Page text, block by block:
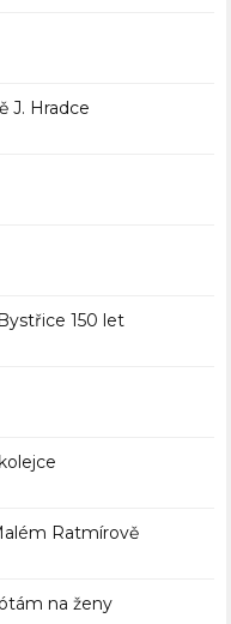
J. Hradce
150 let
Ratmírově
na ženy